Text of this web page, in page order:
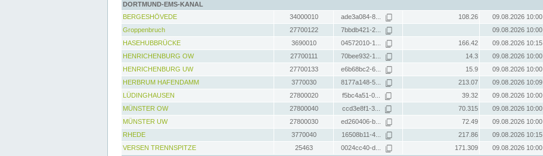
DORTMUND-EMS-KANAL
BERGESHÖVEDE
34000010 ade3a084-8... 108.26
09.08.2026 10:00
Groppenbruch
27700122 7bbdb421-2...
09.08.2026 10:00
HASEHUBBRÜCKE
3690010 04572010-1... 166.42
09.08.2026 10:15
HENRICHENBURG OW
27700111 70bee932-1... 14.3
09.08.2026 10:00
HENRICHENBURG UW
27700133 e6b68bc2-6... 15.9
09.08.2026 10:00
HERBRUM HAFENDAMM
3770030 8177a148-5... 213.07
09.08.2026 10:09
LÜDINGHAUSEN
27800020 f5bc4a51-0... 39.32
09.08.2026 10:00
MÜNSTER OW
27800040 ccd3e8f1-3... 70.315
09.08.2026 10:00
MÜNSTER UW
27800030 ed260406-b... 72.49
09.08.2026 10:00
RHEDE
3770040 16508b11-4... 217.86
09.08.2026 10:15
VERSEN TRENNSPITZE
25463 0024cc40-d... 171.309
09.08.2026 10:00